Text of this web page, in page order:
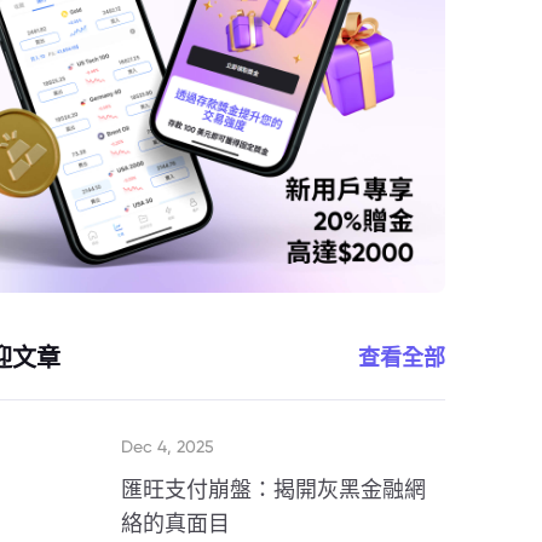
文章 查看全部
Dec 4, 2025
匯旺支付崩盤：揭開灰黑金融網
絡的真面目